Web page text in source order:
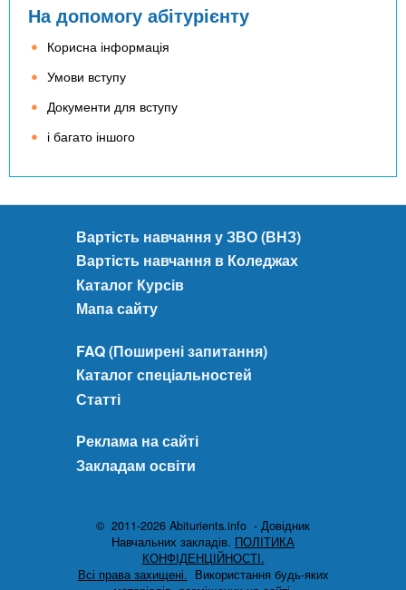
На допомогу абітурієнту
Корисна інформація
Умови вступу
Документи для вступу
і багато іншого
Вартість навчання у ЗВО (ВНЗ)
Вартість навчання в Коледжах
Каталог Курсів
Мапа сайту
FAQ (Поширені запитання)
Каталог спеціальностей
Статті
Реклама на сайті
Закладам освіти
© 2011-2026 Abiturients.info - Довідник
Навчальних закладів. ПОЛІТИКА
КОНФІДЕНЦІЙНОСТІ.
Всі права захищені. Використання будь-яких